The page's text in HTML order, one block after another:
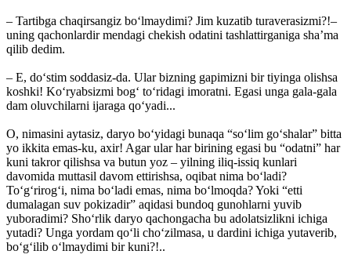
– Tartibga chaqirsangiz bo‘lmaydimi? Jim kuzatib turaverasizmi?!–
uning qachonlardir mendagi chekish odatini tashlattirganiga sha’ma
qilib dedim.
– E, do‘stim soddasiz-da. Ular bizning gapimizni bir tiyinga olishsa
koshki! Ko‘ryabsizmi bog‘ to‘ridagi imoratni. Egasi unga gala-gala
dam oluvchilarni ijaraga qo‘yadi...
O, nimasini aytasiz, daryo bo‘yidagi bunaqa “so‘lim go‘shalar” bitta
yo ikkita emas-ku, axir! Agar ular har birining egasi bu “odatni” har
kuni takror qilishsa va butun yoz – yilning iliq-issiq kunlari
davomida muttasil davom ettirishsa, oqibat nima bo‘ladi?
To‘g‘rirog‘i, nima bo‘ladi emas, nima bo‘lmoqda? Yoki “etti
dumalagan suv pokizadir” aqidasi bundoq gunohlarni yuvib
yuboradimi? Sho‘rlik daryo qachongacha bu adolatsizlikni ichiga
yutadi? Unga yordam qo‘li cho‘zilmasa, u dardini ichiga yutaverib,
bo‘g‘ilib o‘lmaydimi bir kuni?!..